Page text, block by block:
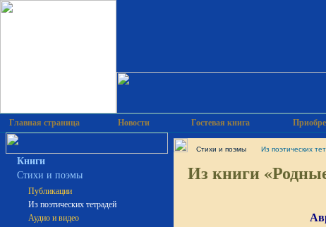
Главная страница Новости Гостевая книга
Книги
Cтихи и поэмы
Публикации
Из поэтических тетрадей
Аудио и видео
Cтихи и поэмы Из поэтических
Из книги